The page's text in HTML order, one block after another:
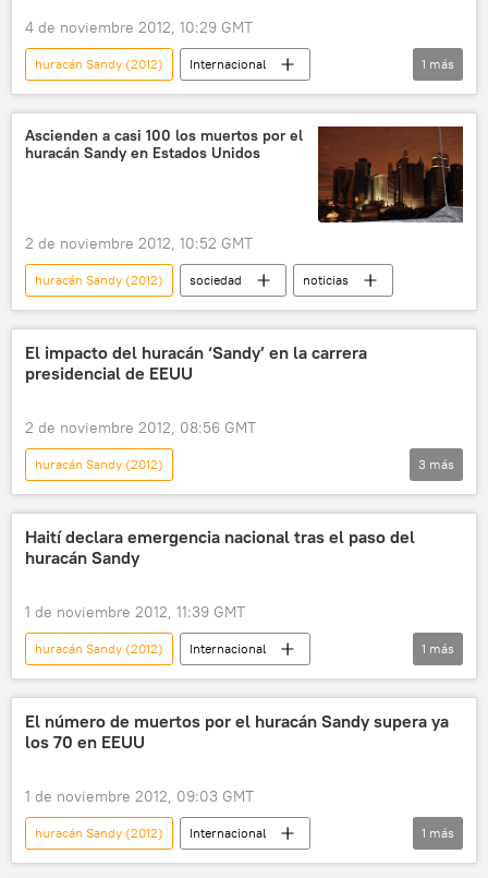
4 de noviembre 2012, 10:29 GMT
huracán Sandy (2012)
Internacional
noticias
1 más
Ascienden a casi 100 los muertos por el
huracán Sandy en Estados Unidos
2 de noviembre 2012, 10:52 GMT
huracán Sandy (2012) sociedad noticias
El impacto del huracán ‘Sandy’ en la carrera
presidencial de EEUU
2 de noviembre 2012, 08:56 GMT
huracán Sandy (2012)
Elecciones presidenciales 2012 en Estados Unidos
💬 Opinión y Análisis
Ensayos
3 más
Haití declara emergencia nacional tras el paso del
huracán Sandy
1 de noviembre 2012, 11:39 GMT
huracán Sandy (2012)
Internacional
noticias
1 más
El número de muertos por el huracán Sandy supera ya
los 70 en EEUU
1 de noviembre 2012, 09:03 GMT
huracán Sandy (2012)
Internacional
noticias
1 más